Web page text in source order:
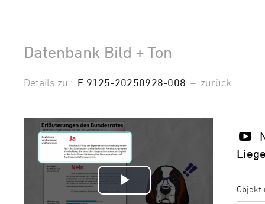
Datenbank Bild + Ton
Details zu : F 9125-20250928-008 – zurück
Video
Objekt